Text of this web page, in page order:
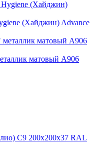
(Хайджин) Advance
матовый А906